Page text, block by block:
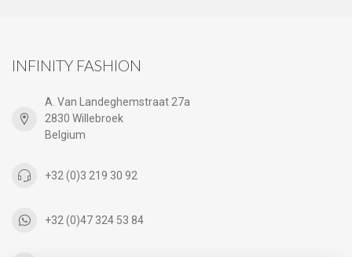
INFINITY FASHION
A. Van Landeghemstraat 27a
2830 Willebroek
Belgium
+32 (0)3 219 30 92
+32 (0)47 324 53 84